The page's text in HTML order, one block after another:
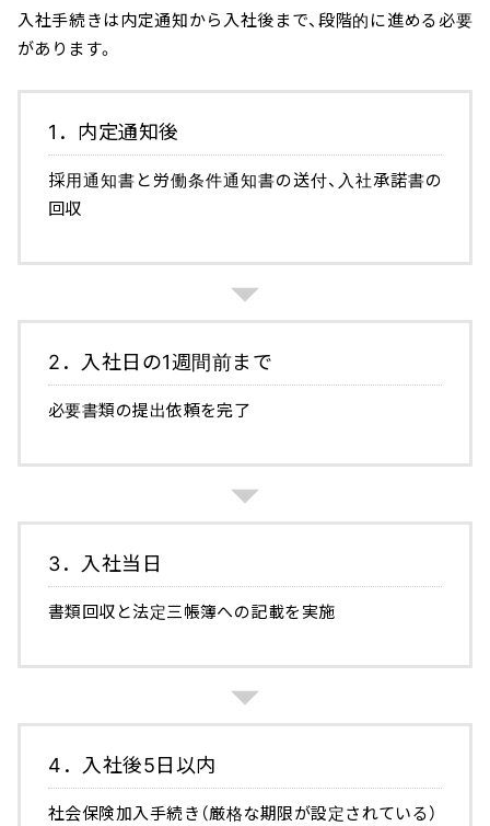
入社手続きは内定通知から入社後まで、段階的に進める必要
があります。
1．内定通知後
採用通知書と労働条件通知書の送付、入社承諾書の
回収
2．入社日の1週間前まで
必要書類の提出依頼を完了
3．入社当日
書類回収と法定三帳簿への記載を実施
4．入社後5日以内
社会保険加入手続き（厳格な期限が設定されている）